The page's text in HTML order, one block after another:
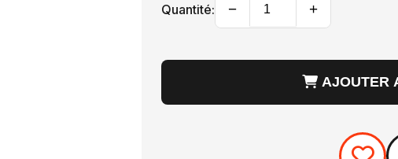
Quantité: − +
AJOUTER